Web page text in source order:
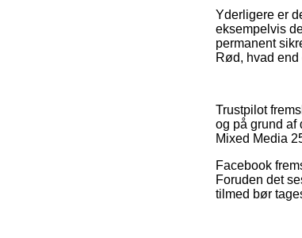
Yderligere er
eksempelvis
permanent
Rød, hvad
Trustpilot
og på grund af
Mixed Media
Facebook
Foruden det
tilmed bør